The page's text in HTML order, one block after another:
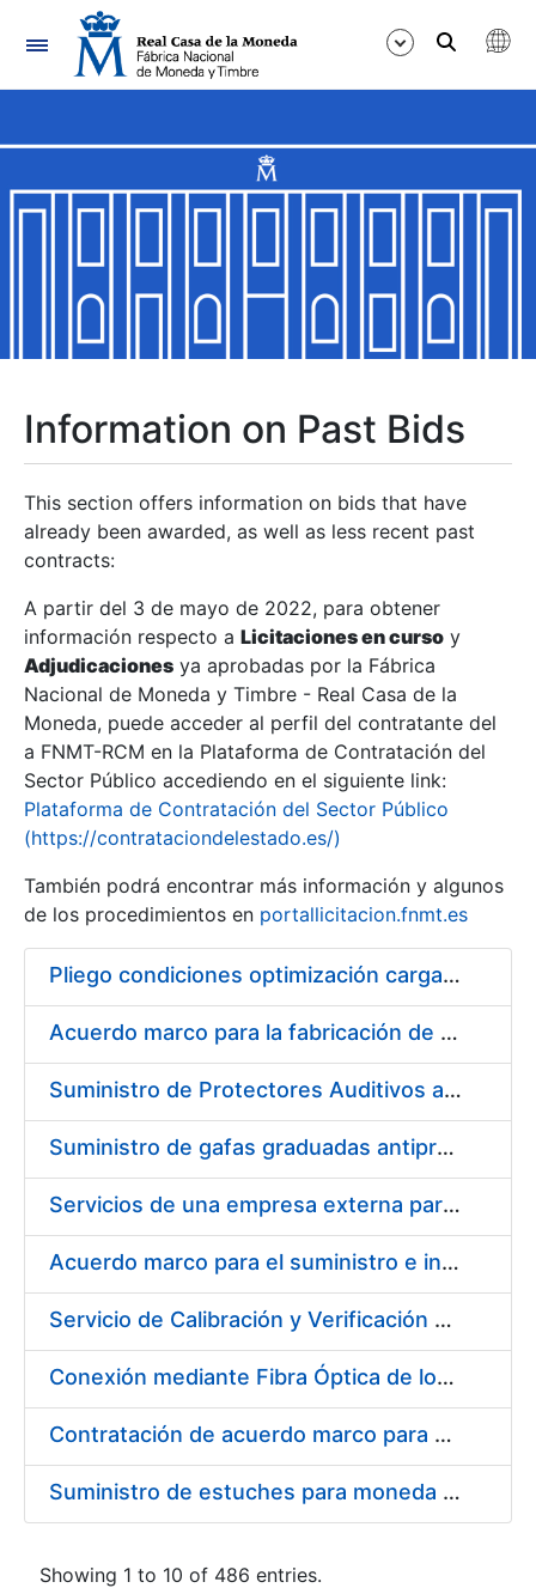
Navigation
Show/Hide
Show/Hide
Show/Hide
Show/Hide
Show/Hide
Show/Hide
Information on Past Bids
This section offers information on bids that have
already been awarded, as well as less recent past
contracts:
A partir del 3 de mayo de 2022, para obtener
información respecto a Licitaciones en curso y
Adjudicaciones ya aprobadas por la Fábrica
Nacional de Moneda y Timbre - Real Casa de la
Moneda, puede acceder al perfil del contratante del
a FNMT-RCM en la Plataforma de Contratación del
Sector Público accediendo en el siguiente link:
Plataforma de Contratación del Sector Público
(https://contrataciondelestado.es/)
También podrá encontrar más información y algunos
de los procedimientos en portallicitacion.fnmt.es
Pliego condiciones optimización cargas compras firmado
Acuerdo marco para la fabricación de piezas
Suministro de Protectores Auditivos a medida para las personas trabajadoras de los Centros de Trabajo de Madrid y Burgos
Suministro de gafas graduadas antiproyecciones para los trabajadores de la FNMT-RCM en los centros de trabajo de Madrid y Burgos
Servicios de una empresa externa para el asesoramiento y resolución de los recursos de alzada que se presentan relacionados con procesos de selección para la FNMT-RCM
Acuerdo marco para el suministro e instalación de persianas, estores y otros complementos
Servicio de Calibración y Verificación Externa de los Equipos de Medición del Servicio de Prevención de la FNMT-RCM
Conexión mediante Fibra Óptica de los Centros de Proceso de Datos (CPDs) de las sedes de la FNMT-RCM de Burgos y Madrid
Contratación de acuerdo marco para el Suministro de Material de Electricidad para la Fábrica Nacional de Moneda y Timbre-Real Casa de la Moneda en su centro de trabajo de Burgos
Suministro de estuches para moneda de 30 €
Showing 1 to 10 of 486 entries.